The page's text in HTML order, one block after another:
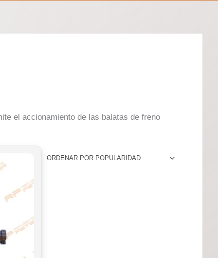
el accionamiento de las balatas de freno